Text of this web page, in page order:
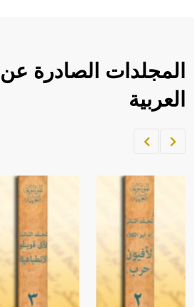
المجلدات الصادرة
العربية